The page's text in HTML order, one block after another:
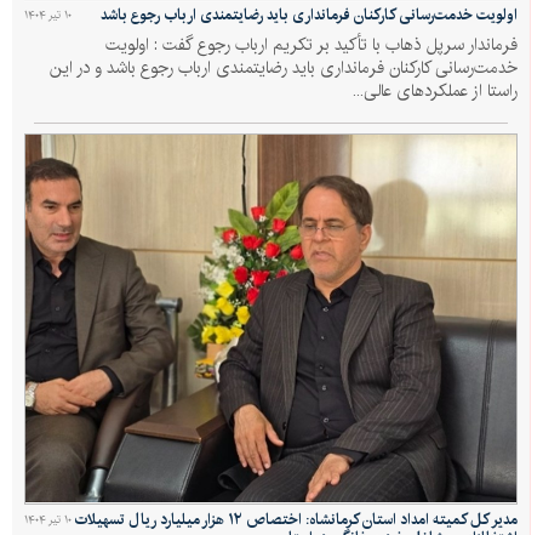
۱۰ تیر ۱۴۰۴ اولویت خدمت‌رسانی کارکنان فرمانداری باید رضایتمندی ارباب رجوع باشد
فرماندار سرپل ذهاب با تأکید بر تکریم ارباب رجوع گفت : اولویت
خدمت‌رسانی کارکنان فرمانداری باید رضایتمندی ارباب رجوع باشد و در این
راستا از عملکردهای عالی...
۱۰ تیر ۱۴۰۴ مدیر کل کمیته امداد استان کرمانشاه: اختصاص ۱۲ هزار میلیارد ریال تسهیلات